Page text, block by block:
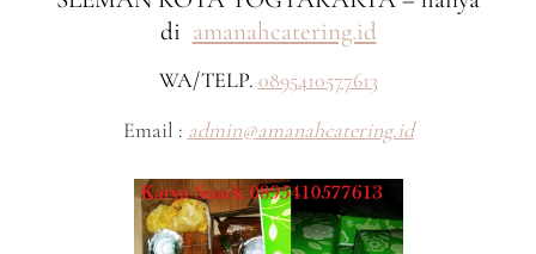
di amanahcatering.id
WA/TELP. 0895410577613
Email : admin@amanahcatering.id